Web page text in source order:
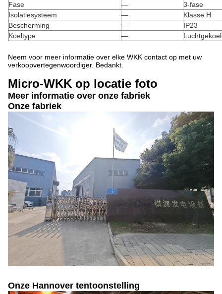
Fase
—
3-fase
Isolatiesysteem
—
Klasse H
Bescherming
—
IP23
Koeltype
—
Neem voor meer informatie over elke WKK contact op met uw
verkoopvertegenwoordiger. Bedankt.
Micro-WKK op locatie foto
Meer informatie over onze fabriek
Onze fabriek
Onze Hannover tentoonstelling